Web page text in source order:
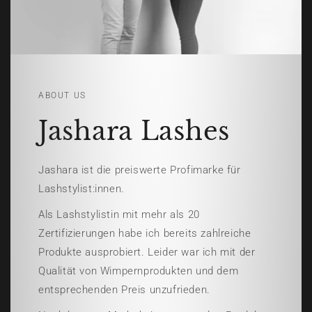
ABOUT US
Jashara Lashes
Jashara ist die preiswerte Profimarke für
Lashstylist:innen.
Als Lashstylistin mit mehr als 20
Zertifizierungen habe ich bereits zahlreiche
Produkte ausprobiert. Leider war ich mit der
Qualität von Wimpernprodukten und dem
entsprechenden Preis unzufrieden.